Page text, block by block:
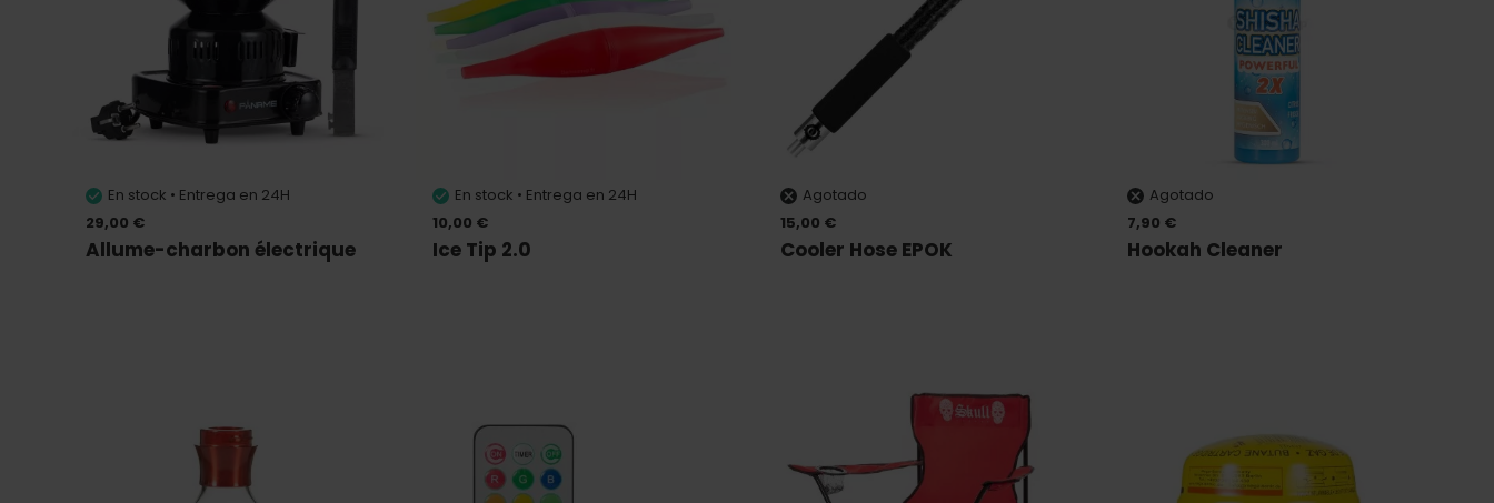
En stock • Entrega en 24H
29,00 €
Allume-charbon électrique
En stock • Entrega en 24H
10,00 €
Ice Tip 2.0
Agotado
15,00 €
Cooler Hose EPOK
Agotado
7,90 €
Hookah Cleaner